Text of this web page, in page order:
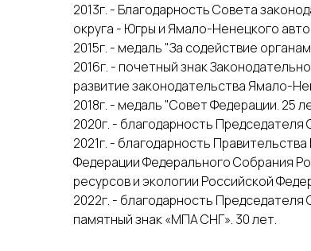
2013г. - Благодарность Совета
округа - Югры и Ямало-Ненецкого
2015г. - медаль "За содействие
2016г. - почетный знак
развитие законодательства Ямало-
2018г. - медаль "Совет Федерации. 25
2020г. - благодарность
2021г. - благодарность
Федерации Федерального Собрания
ресурсов и экологии Российской
2022г. - благодарность
памятный знак «МПА СНГ». 30 лет.